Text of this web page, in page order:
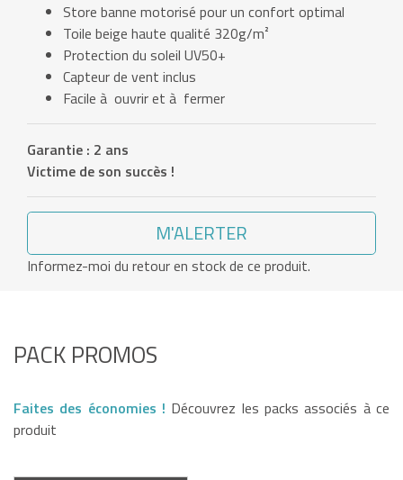
Store banne motorisé pour un confort optimal
Toile beige haute qualité 320g/m²
Protection du soleil UV50+
Capteur de vent inclus
Facile à ouvrir et à fermer
Garantie : 2 ans
Victime de son succès !
M'ALERTER
Informez-moi du retour en stock de ce produit.
PACK PROMOS
Faites des économies ! Découvrez les packs associés à ce
produit